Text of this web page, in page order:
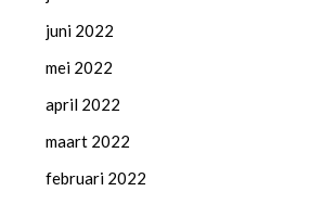
juni 2022
mei 2022
april 2022
maart 2022
februari 2022